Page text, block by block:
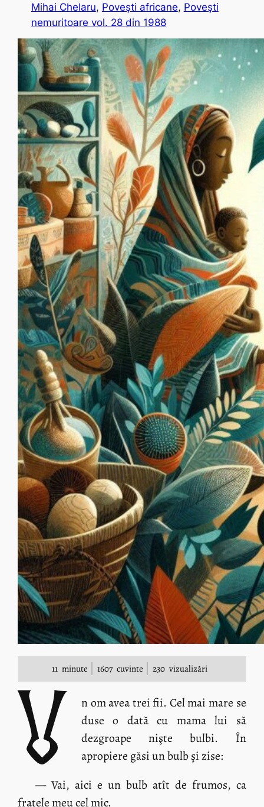
Mihai Chelaru, Poveşti africane, Poveşti
nemuritoare vol. 28 din 1988
11 minute 1607 cuvinte 230 vizualizări
U
n om avea trei fii. Cel mai mare se
duse o dată cu mama lui să
dezgroape nişte bulbi. În
apropiere găsi un bulb şi zise:
— Vai, aici e un bulb atît de frumos, ca
fratele meu cel mic.